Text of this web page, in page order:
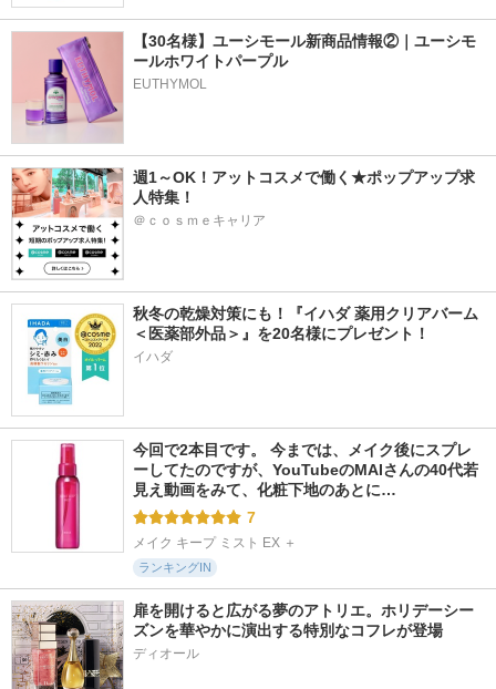
【30名様】ユーシモール新商品情報②｜ユーシモ
ールホワイトパープル
EUTHYMOL
週1～OK！アットコスメで働く★ポップアップ求
人特集！
＠ｃｏｓｍｅキャリア
秋冬の乾燥対策にも！『イハダ 薬用クリアバーム
＜医薬部外品＞』を20名様にプレゼント！
イハダ
今回で2本目です。 今までは、メイク後にスプレ
ーしてたのですが、YouTubeのMAIさんの40代若
見え動画をみて、化粧下地のあとに…
7
メイク キープ ミスト EX ＋
ランキングIN
扉を開けると広がる夢のアトリエ。ホリデーシー
ズンを華やかに演出する特別なコフレが登場
ディオール